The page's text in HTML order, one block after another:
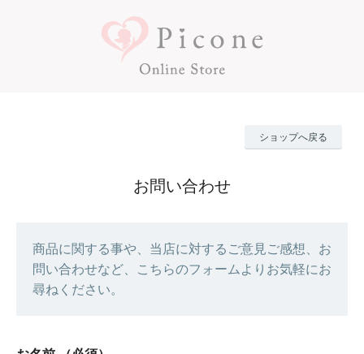
ショップへ戻る
お問い合わせ
商品に関する事や、当店に対するご意見ご感想、お
問い合わせなど、こちらのフォームよりお気軽にお
尋ねください。